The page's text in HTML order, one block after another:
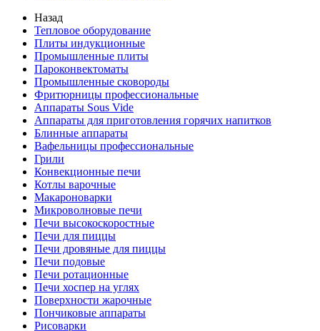
Назад
Тепловое оборудование
Плиты индукционные
Промышленные плиты
Пароконвектоматы
Промышленные сковороды
Фритюрницы профессиональные
Аппараты Sous Vide
Аппараты для приготовления горячих напитков
Блинные аппараты
Вафельницы профессиональные
Грили
Конвекционные печи
Котлы варочные
Макароноварки
Микроволновые печи
Печи высокоскоростные
Печи для пиццы
Печи дровяные для пиццы
Печи подовые
Печи ротационные
Печи хоспер на углях
Поверхности жарочные
Пончиковые аппараты
Рисоварки